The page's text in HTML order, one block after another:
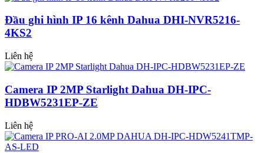
Đầu ghi hình IP 16 kênh Dahua DHI-NVR5216-
4KS2
Liên hệ
Camera IP 2MP Starlight Dahua DH-IPC-
HDBW5231EP-ZE
Liên hệ